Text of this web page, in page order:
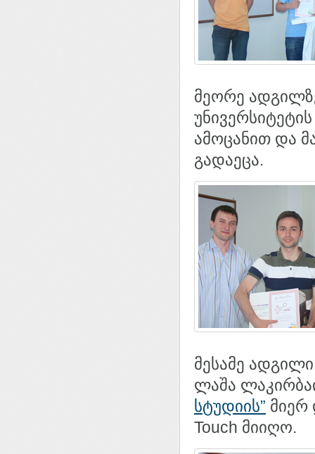
მეორე
ამოცანით და
გადაეცა.
მესამე
ლაშა
სტუდიის” მიერ
Touch მიიღო.